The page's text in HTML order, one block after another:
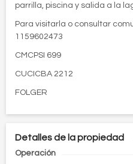
parrilla, piscina y salida a la
Para visitarla o consultar
1159602473
CMCPSI 699
CUCICBA 2212
FOLGER
Detalles de la propiedad
Operación